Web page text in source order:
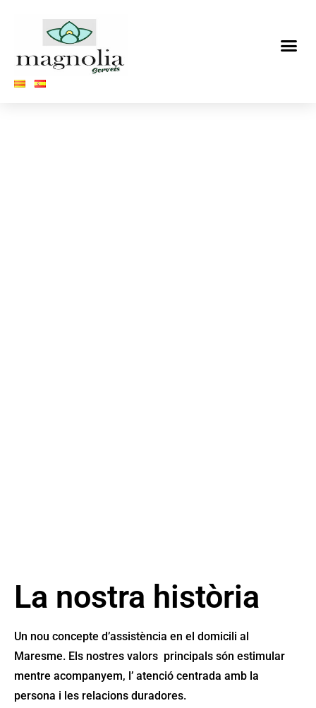
al
La nostra història
Un nou concepte d’assistència en el domicili al
Maresme. Els nostres valors principals són estimular
mentre acompanyem, l’ atenció centrada amb la
persona i les relacions duradores.